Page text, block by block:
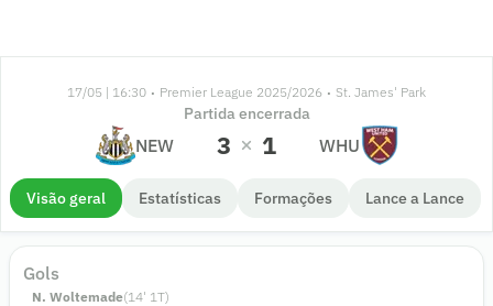
17/05 | 16:30 • Premier League 2025/2026 • St. James' Park
Partida encerrada
NEW 3 1 WHU
Visão geral Estatísticas Formações Lance a Lance
Gols
(14' 1T)
N. Woltemade